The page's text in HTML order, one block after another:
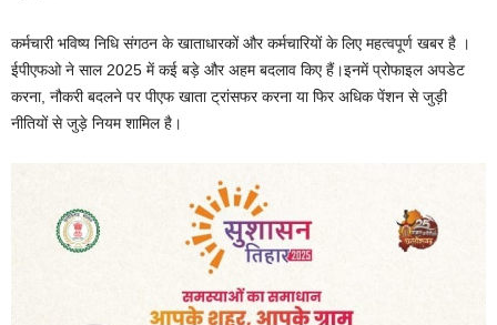
कर्मचारी भविष्‍य निध‍ि संगठन के खाताधारकों और कर्मचारियों के लिए महत्वपूर्ण खबर है ।
ईपीएफओ ने साल 2025 में कई बड़े और अहम बदलाव किए हैं।इनमें प्रोफाइल अपडेट
करना, नौकरी बदलने पर पीएफ खाता ट्रांसफर करना या फिर अधिक पेंशन से जुड़ी
नीतियों से जुड़े नियम शामिल है।